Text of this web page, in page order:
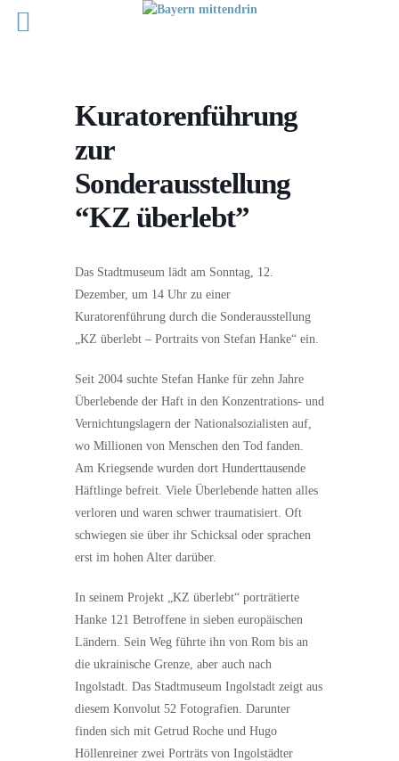
Kuratorenführung
zur
Sonderausstellung
“KZ überlebt”
Das Stadtmuseum lädt am Sonntag, 12.
Dezember, um 14 Uhr zu einer
Kuratorenführung durch die Sonderausstellung
„KZ überlebt – Portraits von Stefan Hanke“ ein.
Seit 2004 suchte Stefan Hanke für zehn Jahre
Überlebende der Haft in den Konzentrations- und
Vernichtungslagern der Nationalsozialisten auf,
wo Millionen von Menschen den Tod fanden.
Am Kriegsende wurden dort Hunderttausende
Häftlinge befreit. Viele Überlebende hatten alles
verloren und waren schwer traumatisiert. Oft
schwiegen sie über ihr Schicksal oder sprachen
erst im hohen Alter darüber.
In seinem Projekt „KZ überlebt“ porträtierte
Hanke 121 Betroffene in sieben europäischen
Ländern. Sein Weg führte ihn von Rom bis an
die ukrainische Grenze, aber auch nach
Ingolstadt. Das Stadtmuseum Ingolstadt zeigt aus
diesem Konvolut 52 Fotografien. Darunter
finden sich mit Getrud Roche und Hugo
Höllenreiner zwei Porträts von Ingolstädter